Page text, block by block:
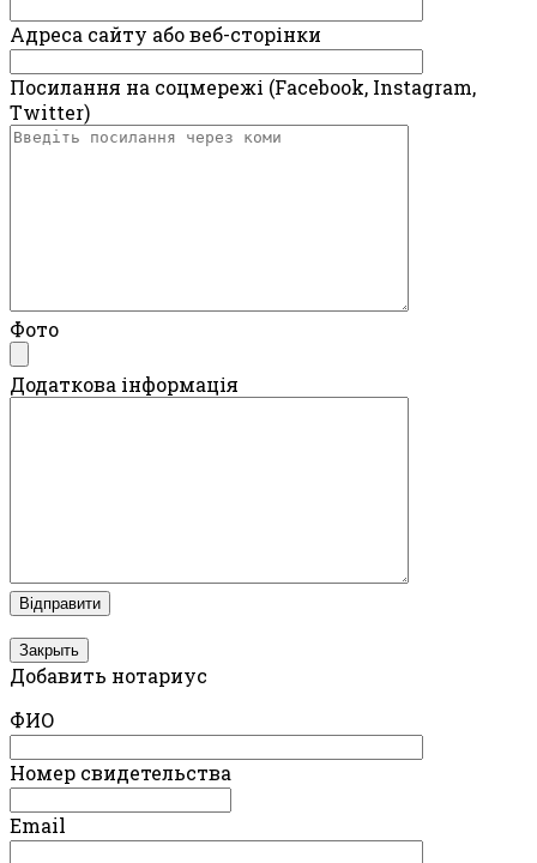
Адреса сайту або веб-сторінки
Посилання на соцмережі (Facebook, Instagram,
Twitter)
Фото
Додаткова інформація
Закрыть
Добавить нотариус
ФИО
Номер свидетельства
Email